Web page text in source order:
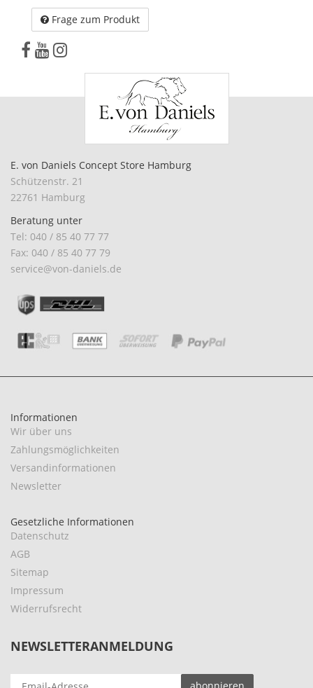
Frage zum Produkt
E. von Daniels Concept Store Hamburg
Schützenstr. 21
22761 Hamburg
Beratung unter
Tel: 040 / 85 40 77 77
Fax: 040 / 85 40 77 79
service@von-daniels.de
Informationen
Wir über uns
Zahlungsmöglichkeiten
Versandinformationen
Newsletter
Gesetzliche Informationen
Datenschutz
AGB
Sitemap
Impressum
Widerrufsrecht
NEWSLETTERANMELDUNG
EMAIL-